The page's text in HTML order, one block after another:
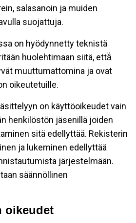
salasanoin ja muiden
suojattuja.
on hyödynnetty teknistä
huolehtimaan siitä, että̈
muuttumattomina ja ovat
oikeutetuille.
on käyttöoikeudet vain
henkilöstön jäsenillä joiden
sitä edellyttää. Rekisterin
ja lukeminen edellyttää
järjestelmään.
säännöllinen
oikeudet